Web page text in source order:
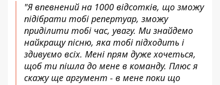
"Я впевнений на 1000 відсотків, що зможу
підібрати тобі репертуар, зможу
приділити тобі час, увагу. Ми знайдемо
найкращу пісню, яка тобі підходить і
здивуємо всіх. Мені прям дуже хочеться,
щоб ти пішла до мене в команду. Плюс я
скажу ще аргумент - в мене поки що